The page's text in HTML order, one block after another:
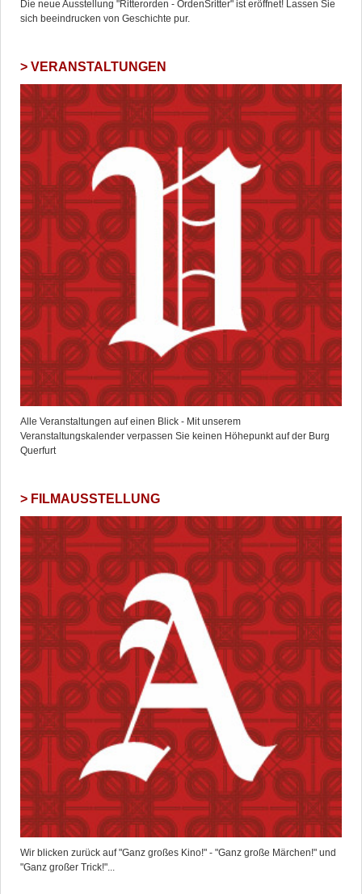
Die neue Ausstellung "Ritterorden - OrdenSritter" ist eröffnet! Lassen Sie
sich beeindrucken von Geschichte pur.
VERANSTALTUNGEN
Alle Veranstaltungen auf einen Blick - Mit unserem
Veranstaltungskalender verpassen Sie keinen Höhepunkt auf der Burg
Querfurt
FILMAUSSTELLUNG
Wir blicken zurück auf "Ganz großes Kino!" - "Ganz große Märchen!" und
"Ganz großer Trick!"...